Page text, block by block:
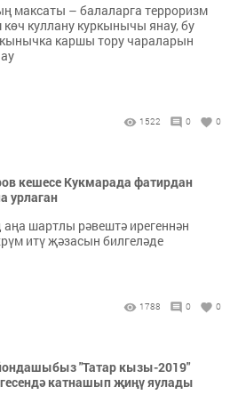
максаты – балаларга терроризм
көч куллану куркынычы янау, бу
каршы тору чараларын
1522 0 0
кешесе Кукмарада фатирдан
урлаган
аңа шартлы рәвештә ирегеннән
итү җәзасын билгеләде
1788 0 0
"Татар кызы-2019"
катнашып җиңү яулады